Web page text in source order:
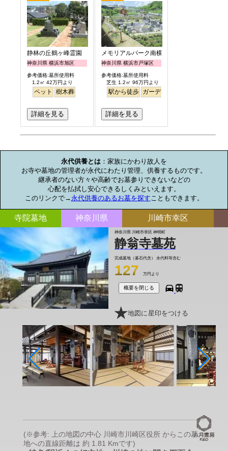
静林の丘鶴ヶ峰霊園
神奈川県 横浜市旭区
参考価格:墓所使用料
1.2㎡ 42万円より
ペット 樹木葬
詳細を見る
メモリアルパーク南横浜
神奈川県 横浜市戸塚区
参考価格:墓所使用料
芝生 1.2㎡ 96万円より
駅から徒歩 ガーデニング
詳細を見る
永代供養とは ：家族にかわり故人を
お寺や墓地の管理者が永代にわたり管理、供養するものです。
継承者のない方々や高齢でお墓参りできないなどの
心配を払拭し安心できるしくみといえます。
このリンクで→永代供養のあるお墓を探すこともできます。
寺院墓地 神奈川県 川崎市幸区
神奈川県 川崎市幸区 神明町
静翁寺墓苑
完成墓地（墓石代含） 永代料等含む
127 万円より
概要を閉じる
地図に星印をつける
(※参考: 上の地図の中心 川崎市川崎区役所 からこの墓
地への直線距離は 約 1.81 Kmです)